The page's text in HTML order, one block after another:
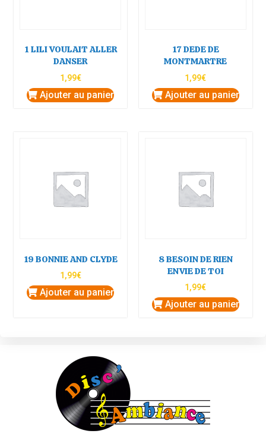
1 LILI VOULAIT ALLER
DANSER
1,99€
Ajouter au panier
17 DEDE DE
MONTMARTRE
1,99€
Ajouter au panier
19 BONNIE AND CLYDE
1,99€
Ajouter au panier
8 BESOIN DE RIEN
ENVIE DE TOI
1,99€
Ajouter au panier